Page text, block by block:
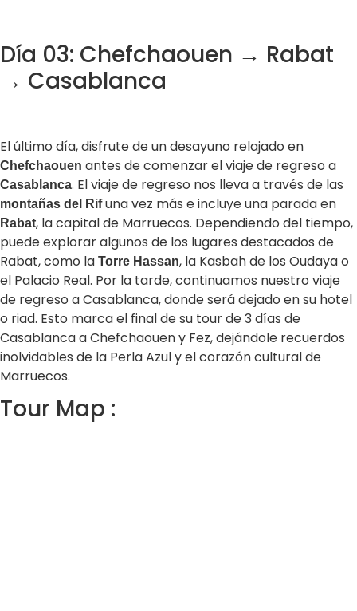
Día 03: Chefchaouen → Rabat
→ Casablanca
El último día, disfrute de un desayuno relajado en
Chefchaouen antes de comenzar el viaje de regreso a
Casablanca. El viaje de regreso nos lleva a través de las
montañas del Rifuna vez más e incluye una parada en
Rabat, la capital de Marruecos. Dependiendo del tiempo,
puede explorar algunos de los lugares destacados de
Rabat, como la Torre Hassan, la Kasbah de los Oudaya o
el Palacio Real. Por la tarde, continuamos nuestro viaje
de regreso a Casablanca, donde será dejado en su hotel
o riad. Esto marca el final de su tour de 3 días de
Casablanca a Chefchaouen y Fez, dejándole recuerdos
inolvidables de la Perla Azul y el corazón cultural de
Marruecos.
Tour Map :